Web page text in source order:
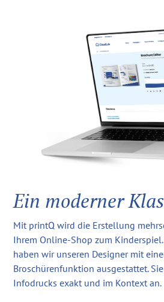
Ein moderner
Mit printQ wird die Erstellung
Ihrem Online-Shop zum
haben wir unseren Designer mit
Broschürenfunktion ausgestattet.
Infodrucks exakt und im Kontext an.